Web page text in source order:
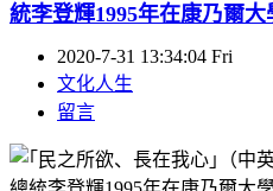
統李登輝1995年在康乃爾大
2020-7-31 13:34:04 Fri
文化人生
留言